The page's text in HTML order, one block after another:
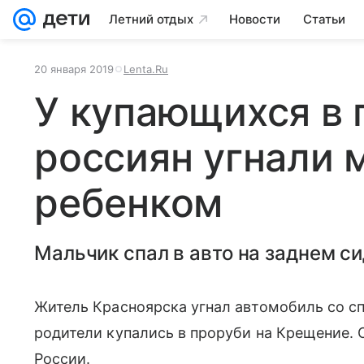
Летний отдых Новости Статьи
20 января 2019 Lenta.Ru
У купающихся в
россиян угнали
ребенком
Мальчик спал в авто на заднем
Житель Красноярска угнал автомобиль со
родители купались в проруби на
России.